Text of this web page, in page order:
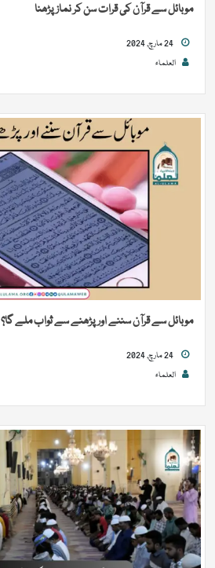
موبائل سے قرآن کی قرات سن کر نماز پڑھنا
العلماء
موبائل سے قرآن سننے اور پڑھنے سے ثواب ملے گا؟
العلماء